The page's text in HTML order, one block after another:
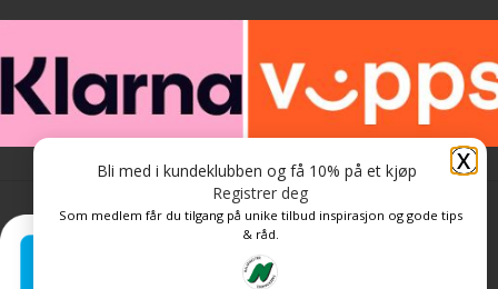
X
Bli med i kundeklubben og få 10% på et kjøp
Registrer deg
Som medlem får du tilgang på unike tilbud inspirasjon og gode tips
& råd.